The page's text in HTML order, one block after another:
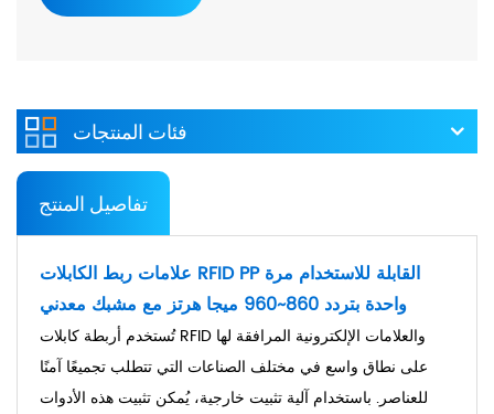
فئات المنتجات
تفاصيل المنتج
علامات ربط الكابلات RFID PP القابلة للاستخدام مرة
واحدة بتردد 860~960 ميجا هرتز مع مشبك معدني
تُستخدم أربطة كابلات RFID والعلامات الإلكترونية المرافقة لها
على نطاق واسع في مختلف الصناعات التي تتطلب تجميعًا آمنًا
للعناصر. باستخدام آلية تثبيت خارجية، يُمكن تثبيت هذه الأدوات